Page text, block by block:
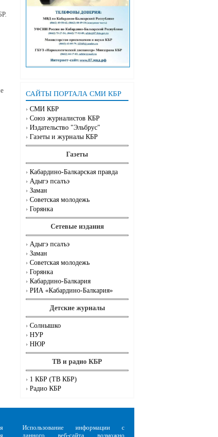
САЙТЫ ПОРТАЛА СМИ КБР
СМИ КБР
Союз журналистов КБР
Издательство "Эльбрус"
Газеты и журналы КБР
Газеты
Кабардино-Балкарская правда
Адыгэ псалъэ
Заман
Советская молодежь
Горянка
Сетевые издания
Адыгэ псалъэ
Заман
Советская молодежь
Горянка
Кабардино-Балкария
РИА «Кабардино-Балкария»
Детские журналы
Солнышко
НУР
НЮР
ТВ и радио КБР
1 КБР (ТВ КБР)
Радио КБР
Использование информации с
данного веб-сайта возможно